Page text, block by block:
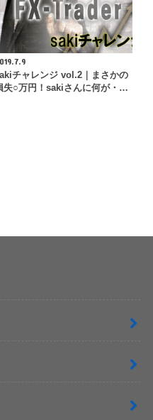
チャレンジ vol.2｜まさかの
失○万円！sakiさんに何が・…